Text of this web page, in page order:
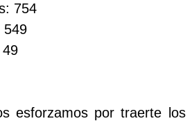
754
549
esforzamos por traerte los